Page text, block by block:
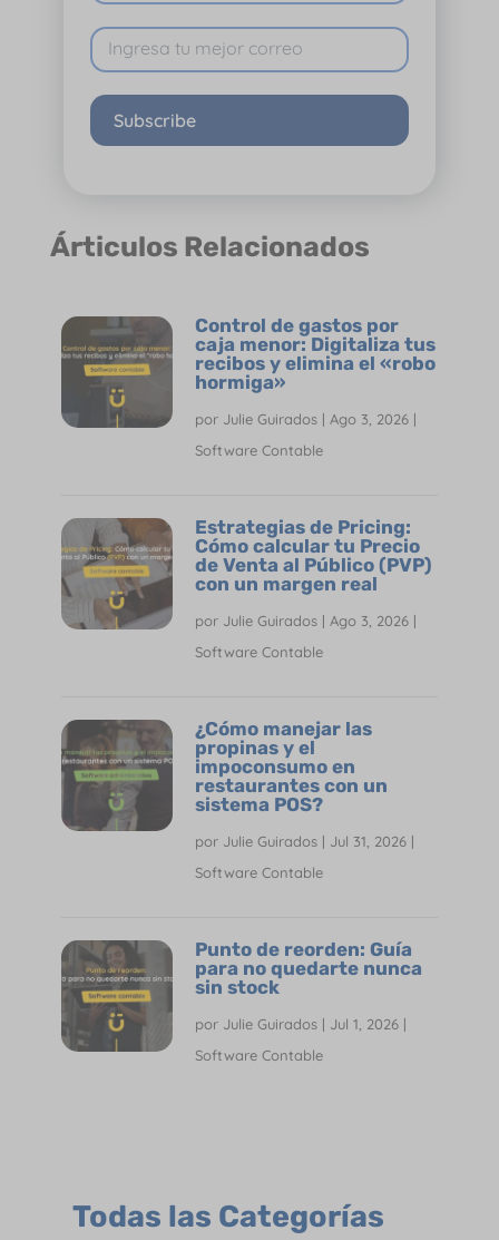
Subscribe
Árticulos Relacionados
Control de gastos por
caja menor: Digitaliza tus
recibos y elimina el «robo
hormiga»
por Julie Guirados| Ago 3, 2026|
Software Contable
Estrategias de Pricing:
Cómo calcular tu Precio
de Venta al Público (PVP)
con un margen real
por Julie Guirados| Ago 3, 2026|
Software Contable
¿Cómo manejar las
propinas y el
impoconsumo en
restaurantes con un
sistema POS?
por Julie Guirados| Jul 31, 2026|
Software Contable
Punto de reorden: Guía
para no quedarte nunca
sin stock
por Julie Guirados| Jul 1, 2026|
Software Contable
Todas las Categorías